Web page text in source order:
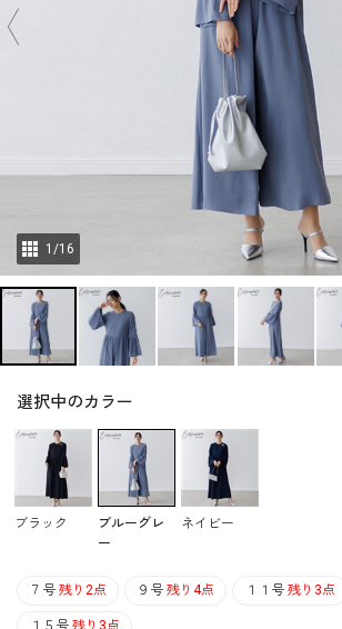
1 /16
選択中のカラー
ブラック
ブルーグレ
ー
ネイビー
７号 残り2点 ９号 残り4点 １１号 残り3点